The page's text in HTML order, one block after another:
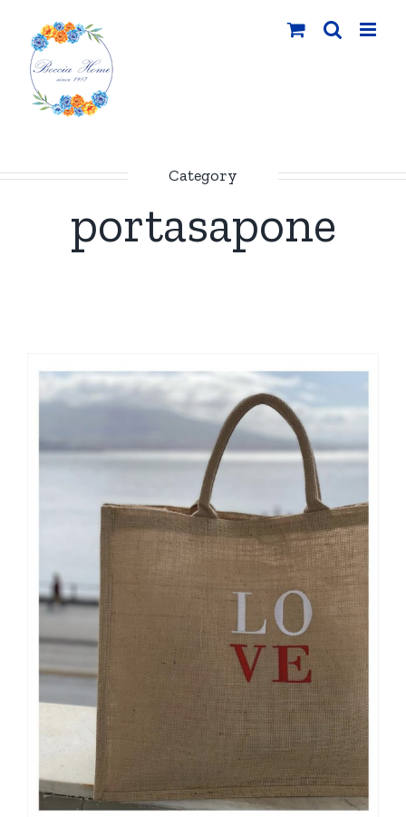
contenuto
Category
portasapone